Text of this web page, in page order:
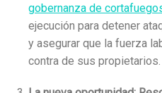
gobernanza de
ejecución para detener
y asegurar que la fuerza
contra de sus propietarios.